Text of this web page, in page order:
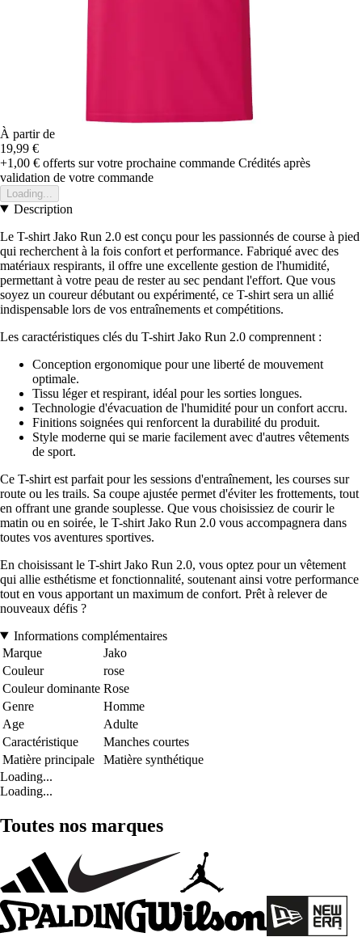
À partir de
19,99 €
+1,00 € offerts sur votre prochaine commande Crédités après
validation de votre commande
Loading...
Description
Le T-shirt Jako Run 2.0 est conçu pour les passionnés de course à pied
qui recherchent à la fois confort et performance. Fabriqué avec des
matériaux respirants, il offre une excellente gestion de l'humidité,
permettant à votre peau de rester au sec pendant l'effort. Que vous
soyez un coureur débutant ou expérimenté, ce T-shirt sera un allié
indispensable lors de vos entraînements et compétitions.
Les caractéristiques clés du T-shirt Jako Run 2.0 comprennent :
Conception ergonomique pour une liberté de mouvement
optimale.
Tissu léger et respirant, idéal pour les sorties longues.
Technologie d'évacuation de l'humidité pour un confort accru.
Finitions soignées qui renforcent la durabilité du produit.
Style moderne qui se marie facilement avec d'autres vêtements
de sport.
Ce T-shirt est parfait pour les sessions d'entraînement, les courses sur
route ou les trails. Sa coupe ajustée permet d'éviter les frottements, tout
en offrant une grande souplesse. Que vous choisissiez de courir le
matin ou en soirée, le T-shirt Jako Run 2.0 vous accompagnera dans
toutes vos aventures sportives.
En choisissant le T-shirt Jako Run 2.0, vous optez pour un vêtement
qui allie esthétisme et fonctionnalité, soutenant ainsi votre performance
tout en vous apportant un maximum de confort. Prêt à relever de
nouveaux défis ?
Informations complémentaires
Marque
Jako
Couleur
rose
Couleur dominante Rose
Genre
Homme
Age
Adulte
Caractéristique
Manches courtes
Matière principale
Matière synthétique
Loading...
Loading...
Toutes nos marques